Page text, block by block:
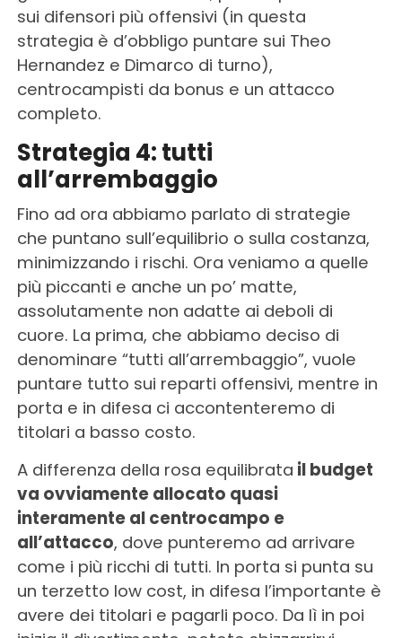
sui difensori più offensivi (in questa
strategia è d’obbligo puntare sui Theo
Hernandez e Dimarco di turno),
centrocampisti da bonus e un attacco
completo.
Strategia 4: tutti
all’arrembaggio
Fino ad ora abbiamo parlato di strategie
che puntano sull’equilibrio o sulla costanza,
minimizzando i rischi. Ora veniamo a quelle
più piccanti e anche un po’ matte,
assolutamente non adatte ai deboli di
cuore. La prima, che abbiamo deciso di
denominare “tutti all’arrembaggio”, vuole
puntare tutto sui reparti offensivi, mentre in
porta e in difesa ci accontenteremo di
titolari a basso costo.
A differenza della rosa equilibrata il budget
va ovviamente allocato quasi
interamente al centrocampo e
all’attacco, dove punteremo ad arrivare
come i più ricchi di tutti. In porta si punta su
un terzetto low cost, in difesa l’importante è
avere dei titolari e pagarli poco. Da lì in poi